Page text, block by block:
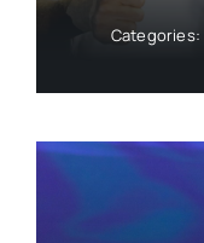
Categories: